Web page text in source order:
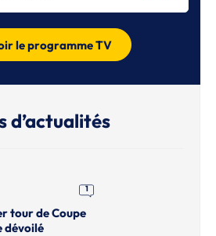
le programme TV
d’actualités
1
tour de Coupe
dévoilé